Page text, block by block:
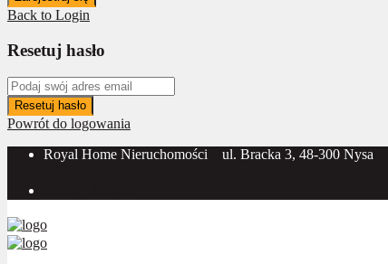
Back to Login
Resetuj hasło
Resetuj hasło
Powrót do logowania
Royal Home Nieruchomości
ul. Bracka 3, 48-300 Nysa